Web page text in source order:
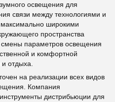
освещения для
связи между технологиями и
широкими
пространства
смены параметров освещения
и комфортной
отдыха.
на реализации всех видов
Компания
дистрибьюции для